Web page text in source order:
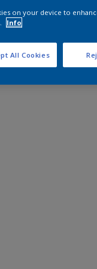
on your device to
Info
All Cookies